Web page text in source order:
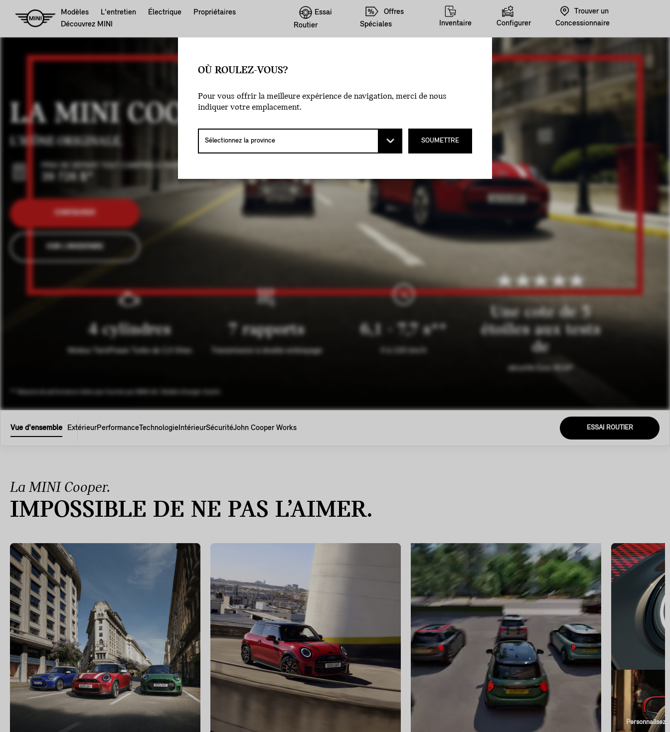
Modèles L'entretien Électrique
Propriétaires
Découvrez MINI
Essai
Routier
Offres
Spéciales
Inventaire Configurer
Trouver un
Concessionnaire
LA MINI COOPER.
L'ICÔNE ORIGINALE.
PRIX DE DÉPART TOUT COMPRIS A PARTIR DE :
39 726 $*
CONFIGURER
VOIR L'INVENTAIRE
4 cylindres
Moteur TwinPower Turbo de 2,0 litres
7 rapports
Transmission à double embrayage
6,1 - 7,7 s**
Une cote de 5
étoiles aux tests
de
sécurité Euro NCAP
Vue d'ensemble ExtérieurPerformanceTechnologie IntérieurSécuritéJohn Cooper Works ESSAI ROUTIER
La MINI Cooper.
IMPOSSIBLE DE NE PAS L’AIMER.
Personnalisez
OÙ ROULEZ-VOUS?
Pour vous offrir la meilleure expérience de navigation, merci de nous
indiquer votre emplacement.
SOUMETTRE